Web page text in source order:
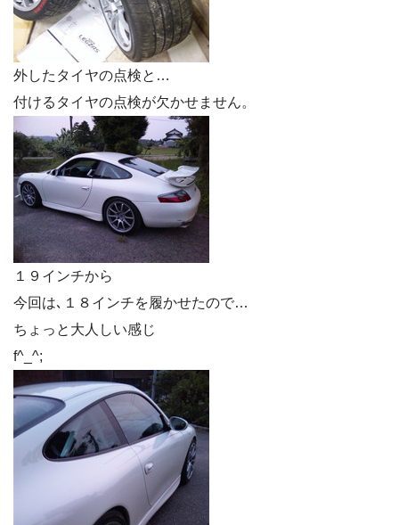
外したタイヤの点検と…
付けるタイヤの点検が欠かせません。
１９インチから
今回は､１８インチを履かせたので…
ちょっと大人しい感じ
f^_^;